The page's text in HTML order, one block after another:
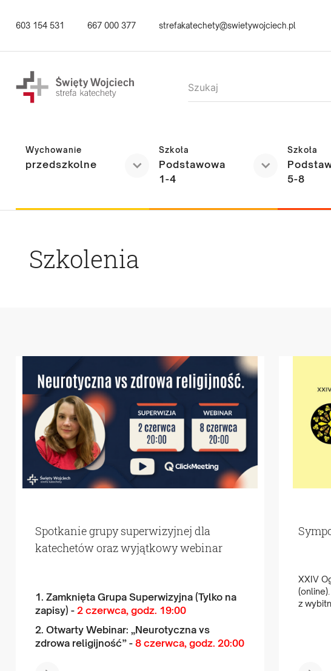
do
603 154 531 667 000 377 strefakatechety@swietywojciech.pl
Wychowanie
przedszkolne
Szkoła
Podstawowa
1-4
Szkoła
5-8
Szkolenia
Spotkanie grupy superwizyjnej dla
katechetów oraz wyjątkowy webinar
1. Zamknięta Grupa Superwizyjna (Tylko na
zapisy) - 2 czerwca, godz. 19:00
2. Otwarty Webinar: „Neurotyczna vs
zdrowa religijność” - 8 czerwca, godz. 20:00
XXIV
z